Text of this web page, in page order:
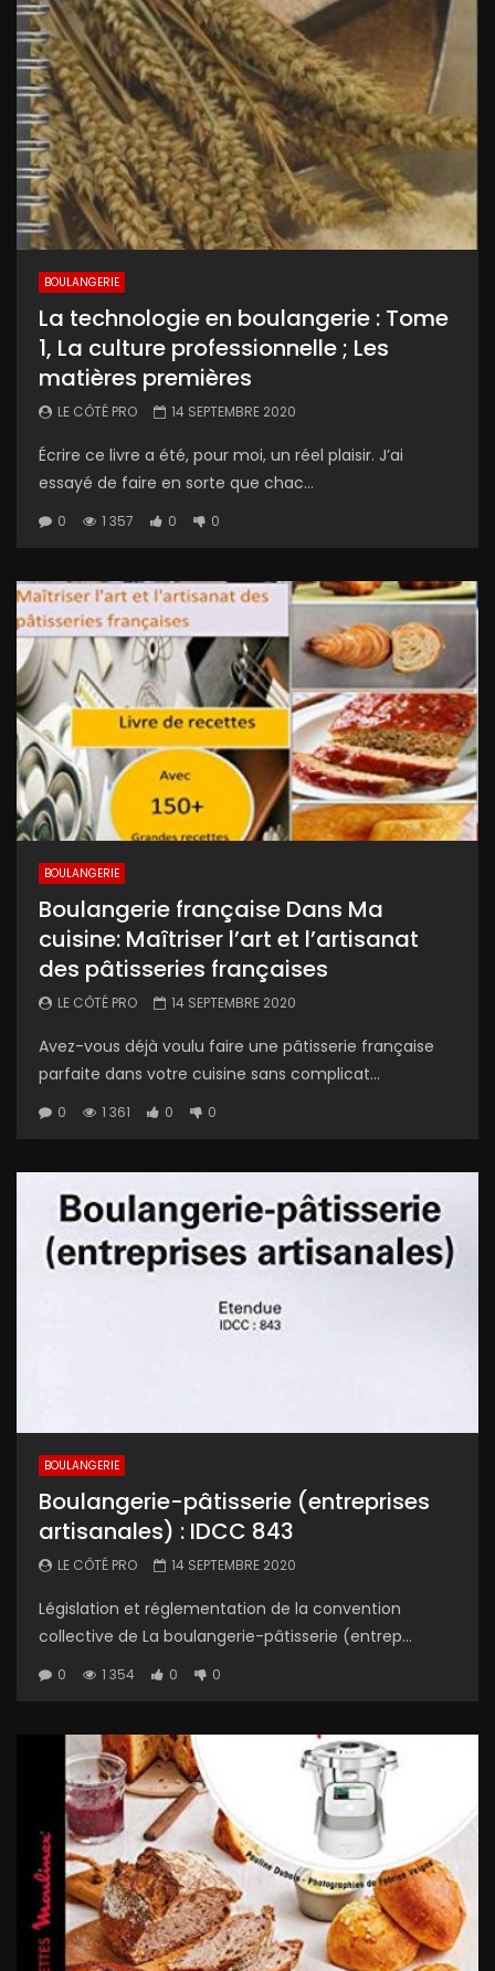
BOULANGERIE
La technologie en boulangerie : Tome
1, La culture professionnelle ; Les
matières premières
LE CÔTÉ PRO 14 SEPTEMBRE 2020
Écrire ce livre a été, pour moi, un réel plaisir. J’ai
essayé de faire en sorte que chac...
0 1 357 0 0
BOULANGERIE
Boulangerie française Dans Ma
cuisine: Maîtriser l’art et l’artisanat
des pâtisseries françaises
LE CÔTÉ PRO 14 SEPTEMBRE 2020
Avez-vous déjà voulu faire une pâtisserie française
parfaite dans votre cuisine sans complicat...
0 1 361 0 0
BOULANGERIE
Boulangerie-pâtisserie (entreprises
artisanales) : IDCC 843
LE CÔTÉ PRO 14 SEPTEMBRE 2020
Législation et réglementation de la convention
collective de La boulangerie-pâtisserie (entrep...
0 1 354 0 0